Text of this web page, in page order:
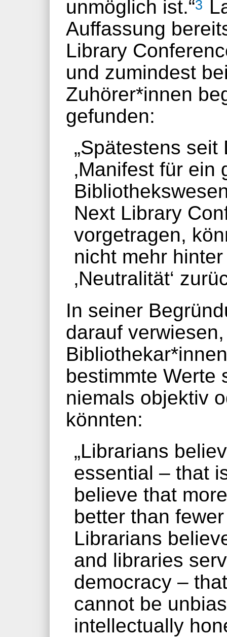
unmöglich ist.“3
Auffassung
Library
und zumindest
Zuhörer*innen
gefunden:
„Spätestens seit
‚Manifest für ein
Next Library
vorgetragen,
nicht mehr
‚Neutralität‘
In seiner
darauf
bestimmte Werte
niemals objektiv
könnten:
„Librarians
essential – that
believe that
better than
Librarians
and libraries
democracy –
cannot be
intellectually